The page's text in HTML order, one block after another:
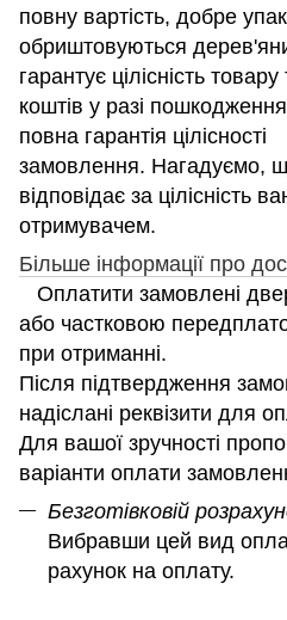
повну вартість, добре
обриштовуються
гарантує цілісність
коштів у разі
повна гарантія цілісності
замовлення. Нагадуємо,
відповідає за цілісність
отримувачем.
Більше інформації про
Оплатити замовлені
або частковою
при отриманні.
Після підтвердження
надіслані реквізити для
Для вашої зручності
варіанти оплати
Безготівковій
Вибравши цей вид
рахунок на оплату.